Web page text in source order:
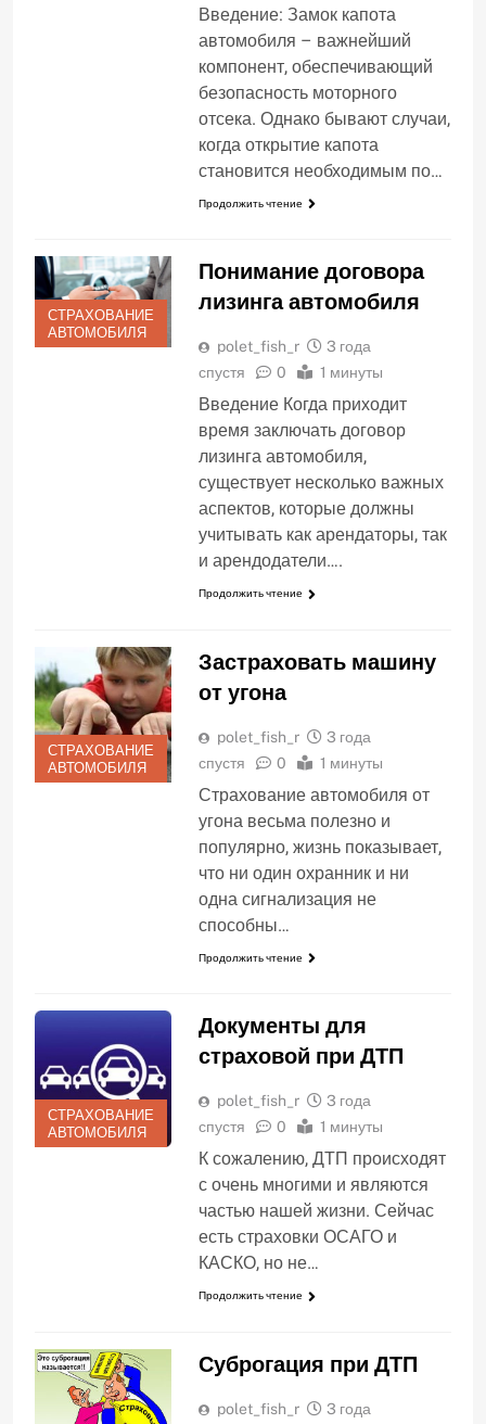
Введение: Замок капота
автомобиля – важнейший
компонент, обеспечивающий
безопасность моторного
отсека. Однако бывают случаи,
когда открытие капота
становится необходимым по…
Продолжить чтение
СТРАХОВАНИЕ
АВТОМОБИЛЯ
Понимание договора
лизинга автомобиля
polet_fish_r
3 года
спустя
0 1 минуты
Введение Когда приходит
время заключать договор
лизинга автомобиля,
существует несколько важных
аспектов, которые должны
учитывать как арендаторы, так
и арендодатели….
Продолжить чтение
СТРАХОВАНИЕ
АВТОМОБИЛЯ
Застраховать машину
от угона
polet_fish_r
3 года
спустя
0 1 минуты
Страхование автомобиля от
угона весьма полезно и
популярно, жизнь показывает,
что ни один охранник и ни
одна сигнализация не
способны…
Продолжить чтение
СТРАХОВАНИЕ
АВТОМОБИЛЯ
Документы для
страховой при ДТП
polet_fish_r
3 года
спустя
0 1 минуты
К сожалению, ДТП происходят
с очень многими и являются
частью нашей жизни. Сейчас
есть страховки ОСАГО и
КАСКО, но не…
Продолжить чтение
Суброгация при ДТП
polet_fish_r
3 года